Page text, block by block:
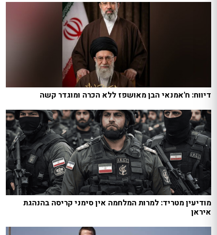
דיווח: ח'אמנאי הבן מאושפז ללא הכרה ומוגדר קשה
מודיעין מטריד: למרות המלחמה אין סימני קריסה בהנהגת
איראן